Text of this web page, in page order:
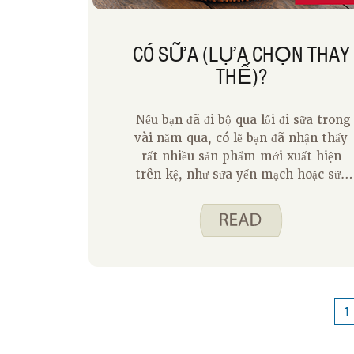
CÓ SỮA (LỰA CHỌN THAY
THẾ)?
Nếu bạn đã đi bộ qua lối đi sữa trong
vài năm qua, có lẽ bạn đã nhận thấy
rất nhiều sản phẩm mới xuất hiện
trên kệ, như sữa yến mạch hoặc sữa
dung nạp lactose, tôi đã được thưởng
thức nhiều lựa chọn thực phẩm mới
1